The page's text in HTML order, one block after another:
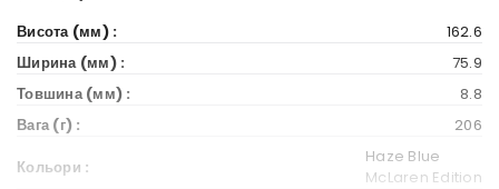
Висота (мм) :
162.6
Ширина (мм) :
75.9
Товшина (мм) :
8.8
Вага (г) :
206
Кольори :
Haze Blue
McLaren Edition